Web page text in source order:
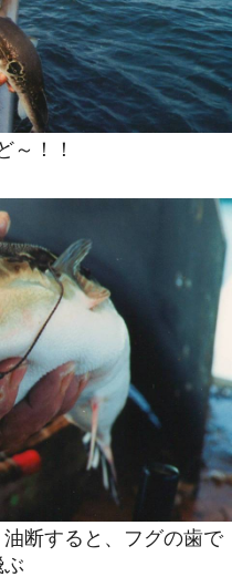
～！！
断すると、フグの歯で